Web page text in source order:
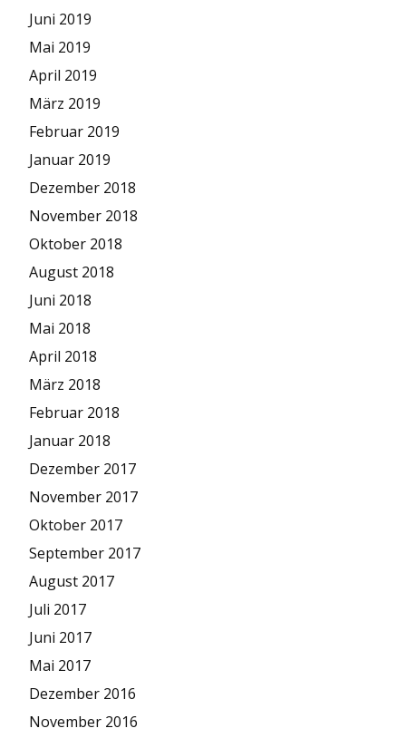
Juni 2019
Mai 2019
April 2019
März 2019
Februar 2019
Januar 2019
Dezember 2018
November 2018
Oktober 2018
August 2018
Juni 2018
Mai 2018
April 2018
März 2018
Februar 2018
Januar 2018
Dezember 2017
November 2017
Oktober 2017
September 2017
August 2017
Juli 2017
Juni 2017
Mai 2017
Dezember 2016
November 2016